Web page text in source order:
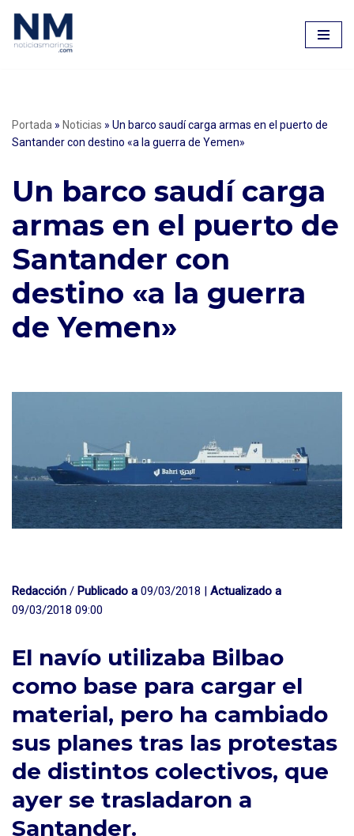
Saltar
Portada » Noticias » Un barco saudí carga armas en el puerto de
Santander con destino «a la guerra de Yemen»
Un barco saudí carga
armas en el puerto de
Santander con
destino «a la guerra
de Yemen»
Redacción / Publicado a 09/03/2018 | Actualizado a
09/03/2018 09:00
El navío utilizaba Bilbao
como base para cargar el
material, pero ha cambiado
sus planes tras las protestas
de distintos colectivos, que
ayer se trasladaron a
Santander.